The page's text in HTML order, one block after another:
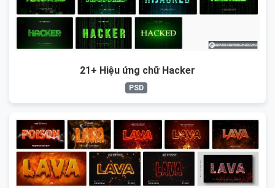
21+ Hiệu ứng chữ Hacker
PSD